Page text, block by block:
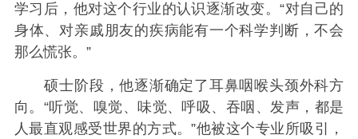
学习后，他对这个行业的认识逐渐改变。“对自己的
身体、对亲戚朋友的疾病能有一个科学判断，不会
那么慌张。”
硕士阶段，他逐渐确定了耳鼻咽喉头颈外科方
向。“听觉、嗅觉、味觉、呼吸、吞咽、发声，都是
人最直观感受世界的方式。”他被这个专业所吸引，